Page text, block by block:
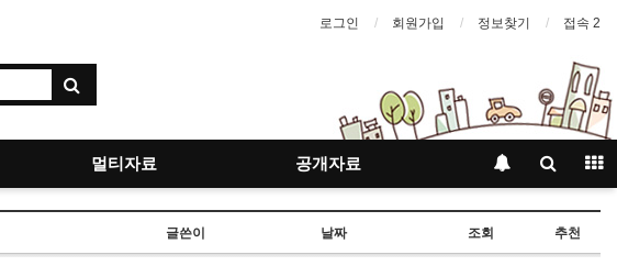
로그인 회원가입 정보찾기 접속 2
멀티자료 공개자료
글쓴이 날짜 조회 추천